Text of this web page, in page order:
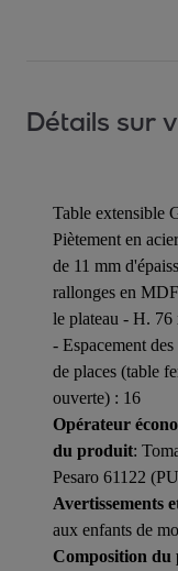
Détails sur
Table
Piètement en
de 11 mm
rallonges en
le plateau - H.
- Espacement
de places (table
ouverte) : 16
Opérateur
du produit:
Pesaro 61122
Avertissements
aux enfants de
Composition du